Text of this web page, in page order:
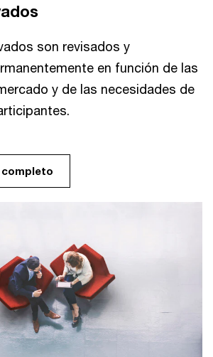
son revisados y
en función de las
y de las necesidades de